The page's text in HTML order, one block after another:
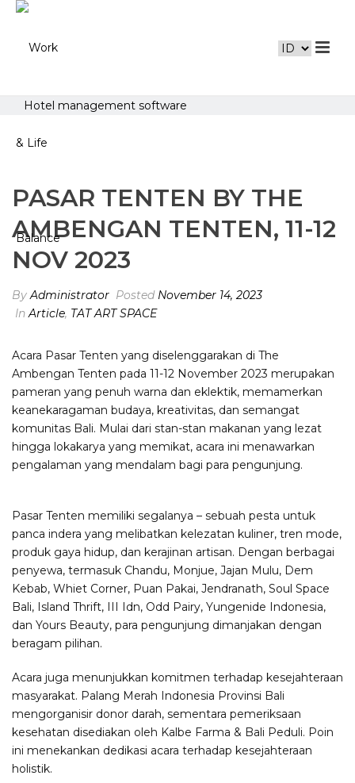
Hotel management software
PASAR TENTEN BY THE
AMBENGAN TENTEN, 11-12
NOV 2023
ByAdministrator Posted November 14, 2023
InArticle, TAT ART SPACE
Acara Pasar Tenten yang diselenggarakan di The
Ambengan Tenten pada 11-12 November 2023 merupakan
pameran yang penuh warna dan eklektik, memamerkan
keanekaragaman budaya, kreativitas, dan semangat
komunitas Bali. Mulai dari stan-stan makanan yang lezat
hingga lokakarya yang memikat, acara ini menawarkan
pengalaman yang mendalam bagi para pengunjung.
Pasar Tenten memiliki segalanya – sebuah pesta untuk
panca indera yang melibatkan kelezatan kuliner, tren mode,
produk gaya hidup, dan kerajinan artisan. Dengan berbagai
penyewa, termasuk Chandu, Monjue, Jajan Mulu, Dem
Kebab, Whiet Corner, Puan Pakai, Jendranath, Soul Space
Bali, Island Thrift, III Idn, Odd Pairy, Yungenide Indonesia,
dan Yours Beauty, para pengunjung dimanjakan dengan
beragam pilihan.
Acara juga menunjukkan komitmen terhadap kesejahteraan
masyarakat. Palang Merah Indonesia Provinsi Bali
mengorganisir donor darah, sementara pemeriksaan
kesehatan disediakan oleh Kalbe Farma & Bali Peduli. Poin
ini menekankan dedikasi acara terhadap kesejahteraan
holistik.